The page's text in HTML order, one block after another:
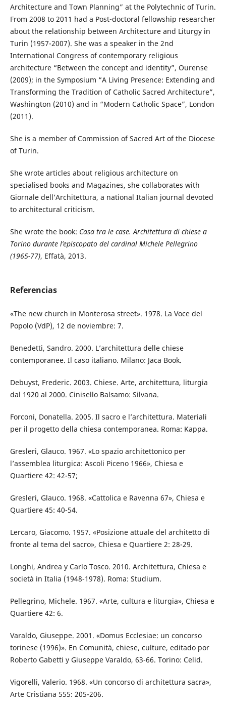
Architecture and Town Planning” at the Polytechnic of Turin.
From 2008 to 2011 had a Post-doctoral fellowship researcher
about the relationship between Architecture and Liturgy in
Turin (1957-2007). She was a speaker in the 2nd
International Congress of contemporary religious
architecture “Between the concept and identity”, Ourense
(2009); in the Symposium “A Living Presence: Extending and
Transforming the Tradition of Catholic Sacred Architecture”,
Washington (2010) and in “Modern Catholic Space”, London
(2011).
She is a member of Commission of Sacred Art of the Diocese
of Turin.
She wrote articles about religious architecture on
specialised books and Magazines, she collaborates with
Giornale dell’Architettura, a national Italian journal devoted
to architectural criticism.
She wrote the book: Casa tra le case. Architettura di chiese a
Torino durante l’episcopato del cardinal Michele Pellegrino
(1965-77), Effatà, 2013.
Referencias
«The new church in Monterosa street». 1978. La Voce del
Popolo (VdP), 12 de noviembre: 7.
Benedetti, Sandro. 2000. L’architettura delle chiese
contemporanee. Il caso italiano. Milano: Jaca Book.
Debuyst, Frederic. 2003. Chiese. Arte, architettura, liturgia
dal 1920 al 2000. Cinisello Balsamo: Silvana.
Forconi, Donatella. 2005. Il sacro e l’architettura. Materiali
per il progetto della chiesa contemporanea. Roma: Kappa.
Gresleri, Glauco. 1967. «Lo spazio architettonico per
l’assemblea liturgica: Ascoli Piceno 1966», Chiesa e
Quartiere 42: 42-57;
Gresleri, Glauco. 1968. «Cattolica e Ravenna 67», Chiesa e
Quartiere 45: 40-54.
Lercaro, Giacomo. 1957. «Posizione attuale del architetto di
fronte al tema del sacro», Chiesa e Quartiere 2: 28-29.
Longhi, Andrea y Carlo Tosco. 2010. Architettura, Chiesa e
società in Italia (1948-1978). Roma: Studium.
Pellegrino, Michele. 1967. «Arte, cultura e liturgia», Chiesa e
Quartiere 42: 6.
Varaldo, Giuseppe. 2001. «Domus Ecclesiae: un concorso
torinese (1996)». En Comunità, chiese, culture, editado por
Roberto Gabetti y Giuseppe Varaldo, 63-66. Torino: Celid.
Vigorelli, Valerio. 1968. «Un concorso di architettura sacra»,
Arte Cristiana 555: 205-206.